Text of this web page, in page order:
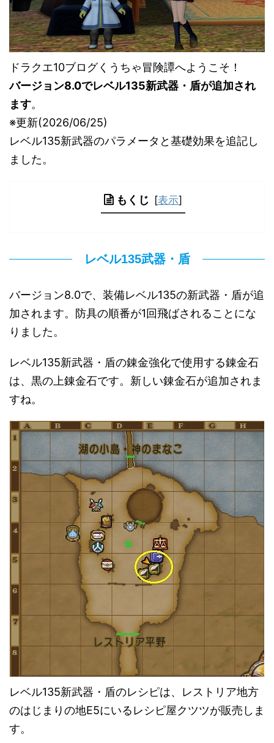
ドラクエ10ブログくうちゃ冒険譚へようこそ！
バージョン8.0でレベル135新武器・盾が追加され
ます。
※更新(2026/06/25)
レベル135新武器のパラメータと基礎効果を追記し
ました。
もくじ [表示]
レベル135武器・盾
バージョン8.0で、装備レベル135の新武器・盾が追
加されます。防具の順番が1回飛ばされることにな
りました。
レベル135新武器・盾の錬金強化で使用する錬金石
は、黒の上錬金石です。新しい錬金石が追加されま
すね。
レベル135新武器・盾のレシピは、レストリア地方
のはじまりの地E5にいるレシピ屋クツツが販売しま
す。